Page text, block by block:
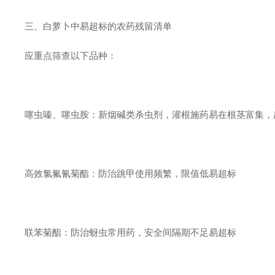
三、白萝卜中易超标的农药残留清单
应重点筛查以下品种：
噻虫嗪、噻虫胺：新烟碱类杀虫剂，灌根施药易在根茎富集
高效氯氟氰菊酯：防治跳甲使用频繁，限值低易超标
联苯菊酯：防治蚜虫常用药，安全间隔期不足易超标